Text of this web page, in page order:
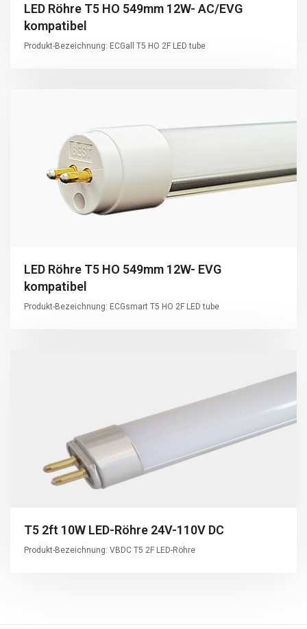
LED Röhre T5 HO 549mm 12W- AC/EVG
kompatibel
Produkt-Bezeichnung: ECGall T5 HO 2F LED tube
LED Röhre T5 HO 549mm 12W- EVG
kompatibel
Produkt-Bezeichnung: ECGsmart T5 HO 2F LED tube
T5 2ft 10W LED-Röhre 24V-110V DC
Produkt-Bezeichnung: VBDC T5 2F LED-Röhre